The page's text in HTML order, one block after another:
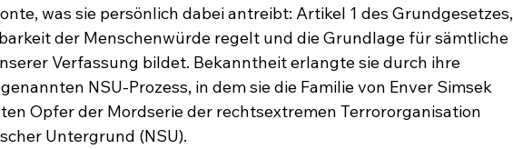
was sie persönlich dabei antreibt: Artikel 1 des Grundgesetzes,
der Menschenwürde regelt und die Grundlage für sämtliche
Verfassung bildet. Bekanntheit erlangte sie durch ihre
NSU-Prozess, in dem sie die Familie von Enver Simsek
Opfer der Mordserie der rechtsextremen Terrororganisation
Untergrund (NSU).